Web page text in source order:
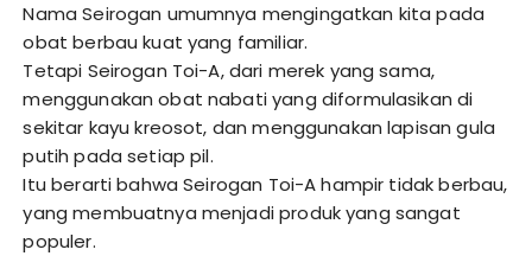
Nama Seirogan umumnya mengingatkan kita pada
obat berbau kuat yang familiar.
Tetapi Seirogan Toi-A, dari merek yang sama,
menggunakan obat nabati yang diformulasikan di
sekitar kayu kreosot, dan menggunakan lapisan gula
putih pada setiap pil.
Itu berarti bahwa Seirogan Toi-A hampir tidak berbau,
yang membuatnya menjadi produk yang sangat
populer.